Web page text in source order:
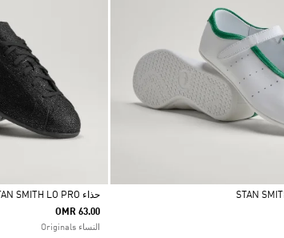
Selected
حذاء STAN SMITH LO PRO
OMR 63.00
النساء Originals